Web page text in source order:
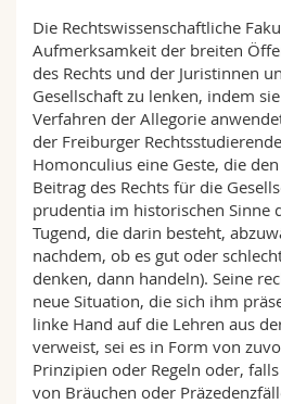
Die Rechtswissenschaftliche
Aufmerksamkeit der breiten
des Rechts und der Juristinnen
Gesellschaft zu lenken, indem
Verfahren der Allegorie
der Freiburger
Homonculius eine Geste, die
Beitrag des Rechts für die
prudentia im historischen Sinne
Tugend, die darin besteht,
nachdem, ob es gut oder
denken, dann handeln). Seine
neue Situation, die sich ihm
linke Hand auf die Lehren aus
verweist, sei es in Form von
Prinzipien oder Regeln oder,
von Bräuchen oder